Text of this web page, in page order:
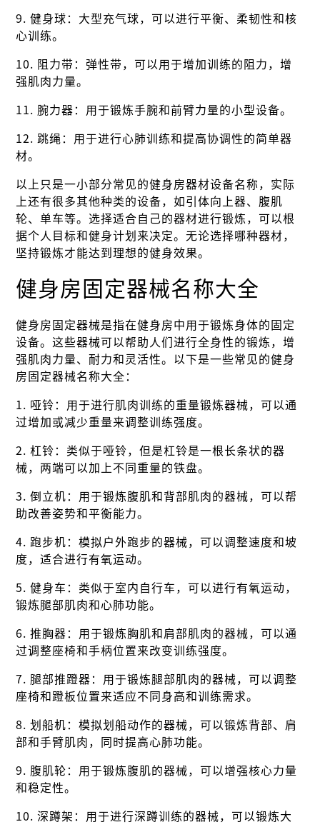
9. 健身球：大型充气球，可以进行平衡、柔韧性和核
心训练。
10. 阻力带：弹性带，可以用于增加训练的阻力，增
强肌肉力量。
11. 腕力器：用于锻炼手腕和前臂力量的小型设备。
12. 跳绳：用于进行心肺训练和提高协调性的简单器
材。
以上只是一小部分常见的健身房器材设备名称，实际
上还有很多其他种类的设备，如引体向上器、腹肌
轮、单车等。选择适合自己的器材进行锻炼，可以根
据个人目标和健身计划来决定。无论选择哪种器材，
坚持锻炼才能达到理想的健身效果。
健身房固定器械名称大全
健身房固定器械是指在健身房中用于锻炼身体的固定
设备。这些器械可以帮助人们进行全身性的锻炼，增
强肌肉力量、耐力和灵活性。以下是一些常见的健身
房固定器械名称大全：
1. 哑铃：用于进行肌肉训练的重量锻炼器械，可以通
过增加或减少重量来调整训练强度。
2. 杠铃：类似于哑铃，但是杠铃是一根长条状的器
械，两端可以加上不同重量的铁盘。
3. 倒立机：用于锻炼腹肌和背部肌肉的器械，可以帮
助改善姿势和平衡能力。
4. 跑步机：模拟户外跑步的器械，可以调整速度和坡
度，适合进行有氧运动。
5. 健身车：类似于室内自行车，可以进行有氧运动，
锻炼腿部肌肉和心肺功能。
6. 推胸器：用于锻炼胸肌和肩部肌肉的器械，可以通
过调整座椅和手柄位置来改变训练强度。
7. 腿部推蹬器：用于锻炼腿部肌肉的器械，可以调整
座椅和蹬板位置来适应不同身高和训练需求。
8. 划船机：模拟划船动作的器械，可以锻炼背部、肩
部和手臂肌肉，同时提高心肺功能。
9. 腹肌轮：用于锻炼腹肌的器械，可以增强核心力量
和稳定性。
10. 深蹲架：用于进行深蹲训练的器械，可以锻炼大